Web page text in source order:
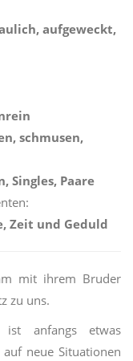
aufgeweckt,
schmusen,
Singles, Paare
Zeit und Geduld
mit ihrem Bruder
zu uns.
ist anfangs etwas
neue Situationen